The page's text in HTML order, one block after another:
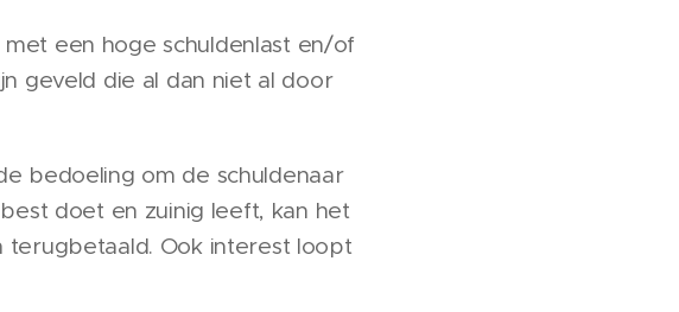
een hoge schuldenlast en/of
geveld die al dan niet al door
bedoeling om de schuldenaar
doet en zuinig leeft, kan het
Ook interest loopt